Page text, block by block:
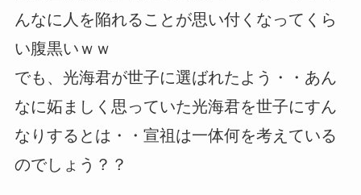
んなに人を陥れることが思い付くなってくら
い腹黒いｗｗ
でも、光海君が世子に選ばれたよう・・あん
なに妬ましく思っていた光海君を世子にすん
なりするとは・・宣祖は一体何を考えている
のでしょう？？